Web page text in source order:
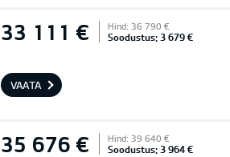
33 111 € Hind: 36 790 €
Soodustus: 3 679 €
VAATA
35 676 € Hind: 39 640 €
Soodustus: 3 964 €